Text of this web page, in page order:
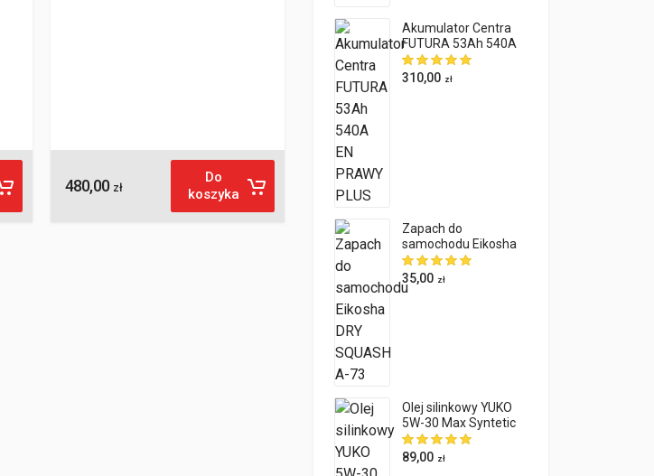
480,00 zł
Do
koszyka
SKU:AK-77-CE-FU-P
Akumulator Centra FUTURA
77Ah 760A PRAWY PLUS
oceny klienta
440,00 zł
Akumulator Centra
FUTURA 53Ah 540A
EN PRAWY PLUS
310,00 zł
Zapach do
samochodu Eikosha
DRY SQUASH A-73
35,00 zł
Olej silinkowy YUKO
5W-30 Max Syntetic
A&A 4L
89,00 zł